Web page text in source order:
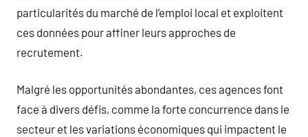
particularités du marché de l’emploi local et exploitent
ces données pour affiner leurs approches de
recrutement.
Malgré les opportunités abondantes, ces agences font
face à divers défis, comme la forte concurrence dans le
secteur et les variations économiques qui impactent le